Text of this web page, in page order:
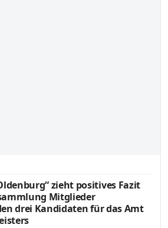
zieht positives Fazit
Mitglieder
drei Kandidaten für das Amt